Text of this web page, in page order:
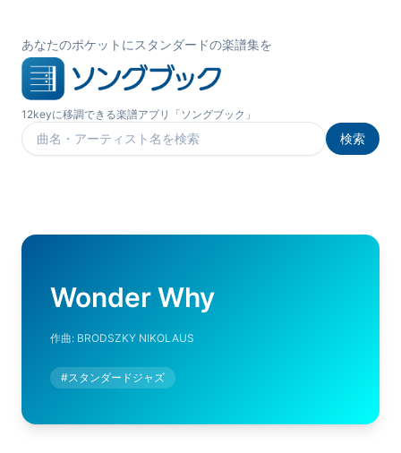
あなたのポケットにスタンダードの楽譜集を
12keyに移調できる楽譜アプリ「ソングブック」
楽曲を検索
検索
Wonder Why
作曲: BRODSZKY NIKOLAUS
#スタンダードジャズ